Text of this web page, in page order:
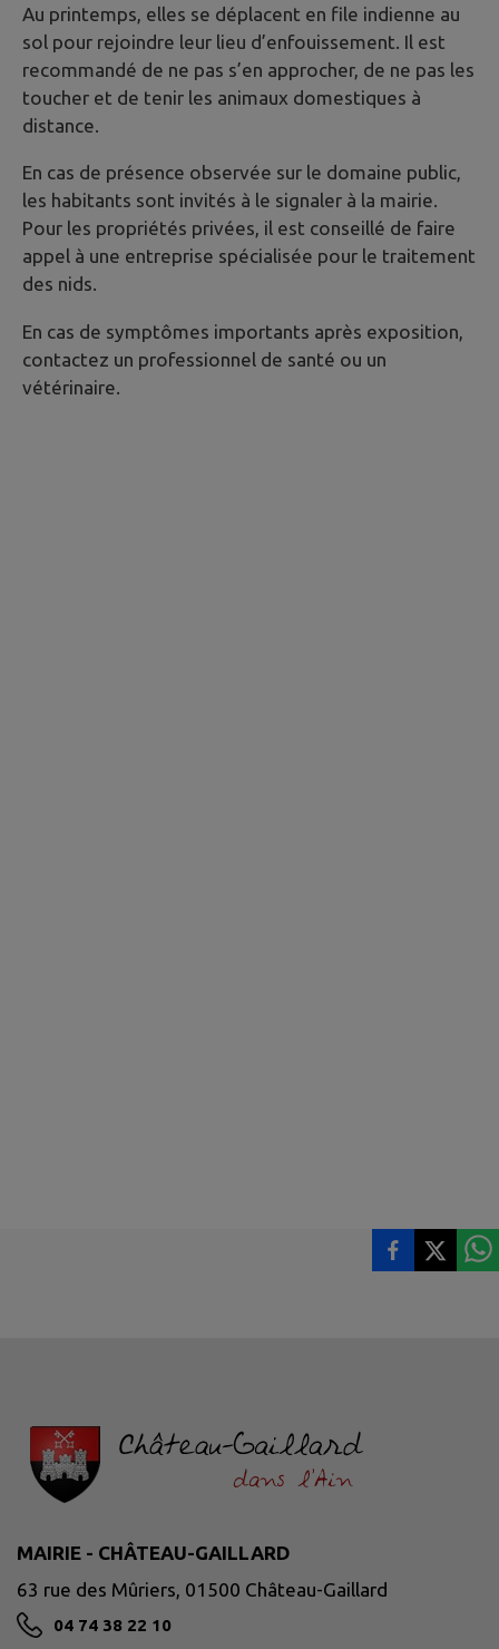
Au printemps, elles se déplacent en file indienne au
sol pour rejoindre leur lieu d’enfouissement. Il est
recommandé de ne pas s’en approcher, de ne pas les
toucher et de tenir les animaux domestiques à
distance.
En cas de présence observée sur le domaine public,
les habitants sont invités à le signaler à la mairie.
Pour les propriétés privées, il est conseillé de faire
appel à une entreprise spécialisée pour le traitement
des nids.
En cas de symptômes importants après exposition,
contactez un professionnel de santé ou un
vétérinaire.
MAIRIE - CHÂTEAU-GAILLARD
63 rue des Mûriers, 01500 Château-Gaillard
04 74 38 22 10